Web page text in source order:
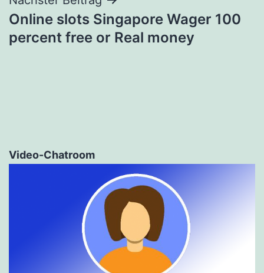
Online slots Singapore Wager 100
percent free or Real money
Video-Chatroom